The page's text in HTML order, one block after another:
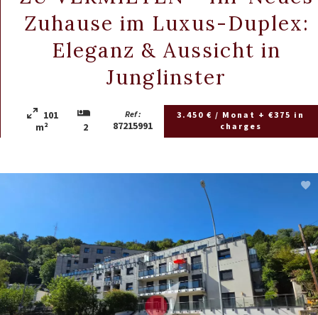
Zuhause im Luxus-Duplex:
Eleganz & Aussicht in
Junglinster
101
m²
2
Ref :
87215991
3.450 € / Monat + €375 in
charges